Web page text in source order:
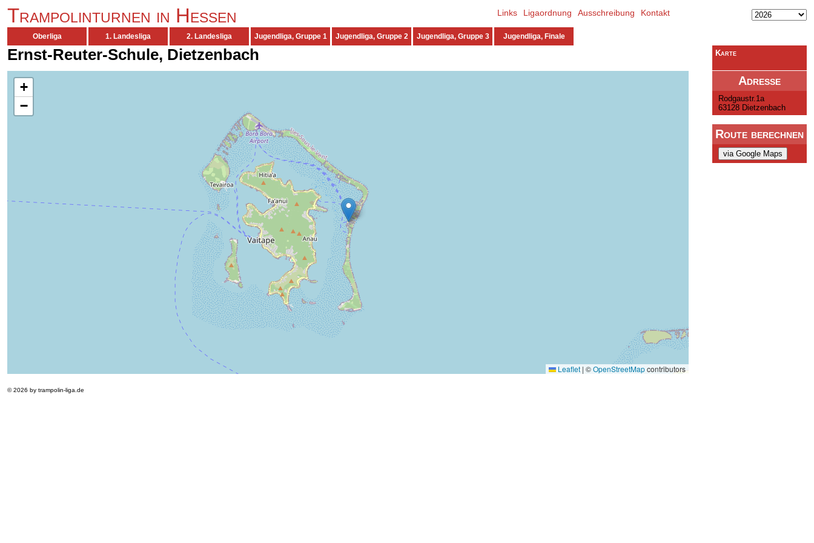
Trampolinturnen in Hessen Links Ligaordnung Ausschreibung Kontakt
Oberliga 1. Landesliga 2. Landesliga Jugendliga, Gruppe 1 Jugendliga, Gruppe 2 Jugendliga, Gruppe 3 Jugendliga, Finale
Ernst-Reuter-Schule, Dietzenbach
Adresse
Rodgaustr.1a
63128 Dietzenbach
Route berechnen
via Google Maps
Karte
+
−
Leaflet | ©OpenStreetMapcontributors
© 2026 by trampolin-liga.de